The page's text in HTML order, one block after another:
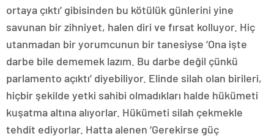
ortaya çıktı’ gibisinden bu kötülük günlerini yine
savunan bir zihniyet, halen diri ve fırsat kolluyor. Hiç
utanmadan bir yorumcunun bir tanesiyse ‘Ona işte
darbe bile dememek lazım. Bu darbe değil çünkü
parlamento açıktı’ diyebiliyor. Elinde silah olan birileri,
hiçbir şekilde yetki sahibi olmadıkları halde hükümeti
kuşatma altına alıyorlar. Hükümeti silah çekmekle
tehdit ediyorlar. Hatta alenen ‘Gerekirse güç